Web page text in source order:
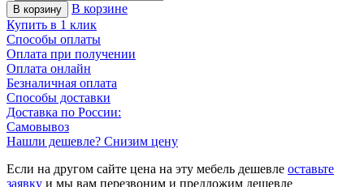
В корзину
В корзине
Купить в 1 клик
Способы оплаты
Оплата при получении
Оплата онлайн
Безналичная оплата
Способы доставки
Доставка по России:
Самовывоз
Нашли дешевле? Снизим цену
Если на другом сайте цена на эту мебель дешевле оставьте
заявку и мы вам перезвоним и предложим дешевле